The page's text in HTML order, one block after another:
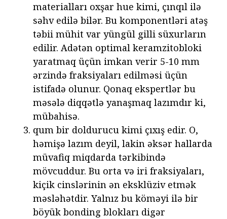
materialları oxşar hue kimi, çınqıl ilə
səhv edilə bilər. Bu komponentləri atəş
təbii mühit var yüngül gilli süxurların
edilir. Adətən optimal keramzitobloki
yaratmaq üçün imkan verir 5-10 mm
ərzində fraksiyaları edilməsi üçün
istifadə olunur. Qonaq ekspertlər bu
məsələ diqqətlə yanaşmaq lazımdır ki,
mübahisə.
qum bir doldurucu kimi çıxış edir. O,
həmişə lazım deyil, lakin əksər hallarda
müvafiq miqdarda tərkibində
mövcuddur. Bu orta və iri fraksiyaları,
kiçik cinslərinin ən eksklüziv etmək
məsləhətdir. Yalnız bu köməyi ilə bir
böyük bonding blokları digər